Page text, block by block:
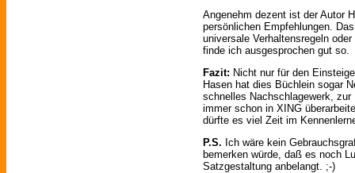
Angenehm dezent ist der Autor
persönlichen Empfehlungen.
universale Verhaltensregeln
finde ich ausgesprochen gut so.
Fazit: Nicht nur für den
Hasen hat dies Büchlein sogar
schnelles Nachschlagewerk,
immer schon in XING
dürfte es viel Zeit im
P.S. Ich wäre kein
bemerken würde, daß es noch
Satzgestaltung anbelangt. ;-)